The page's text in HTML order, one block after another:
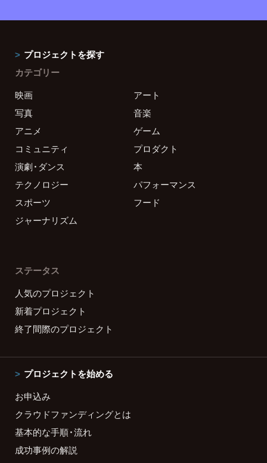
プロジェクトを探す
カテゴリー
映画
アート
写真
音楽
アニメ
ゲーム
コミュニティ
プロダクト
演劇・ダンス
本
テクノロジー
パフォーマンス
スポーツ
フード
ジャーナリズム
ステータス
人気のプロジェクト
新着プロジェクト
終了間際のプロジェクト
プロジェクトを始める
お申込み
クラウドファンディングとは
基本的な手順・流れ
成功事例の解説